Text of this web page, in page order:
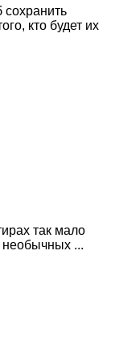
кто будет их
так мало
необычных ...